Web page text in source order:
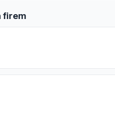
firem